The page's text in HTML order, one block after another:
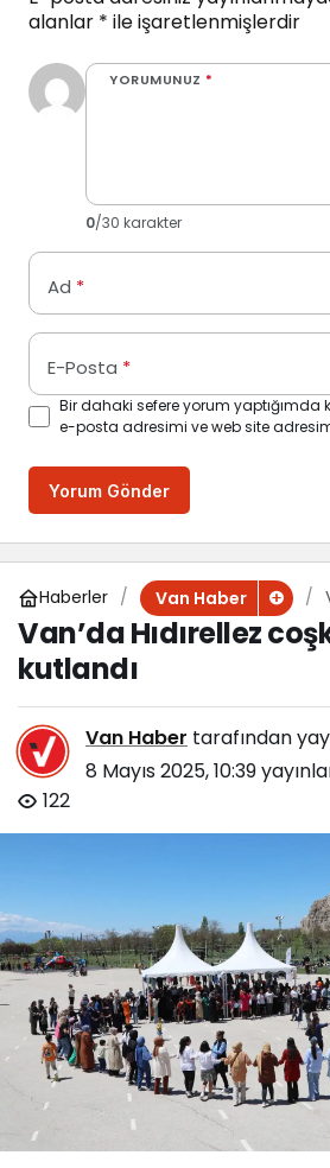
alanlar * ile işaretlenmişlerdir
YORUMUNUZ *
0/30 karakter
Ad *
E-Posta *
Bir dahaki sefere yorum yaptığımda
e-posta adresimi ve web site
Yorum Gönder
Haberler Van Haber
Van’da Hıdırellez
kutlandı
Van Haber tarafından
8 Mayıs 2025, 10:39
122